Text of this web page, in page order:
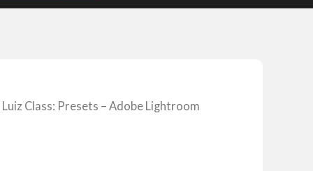
Class: Presets – Adobe Lightroom